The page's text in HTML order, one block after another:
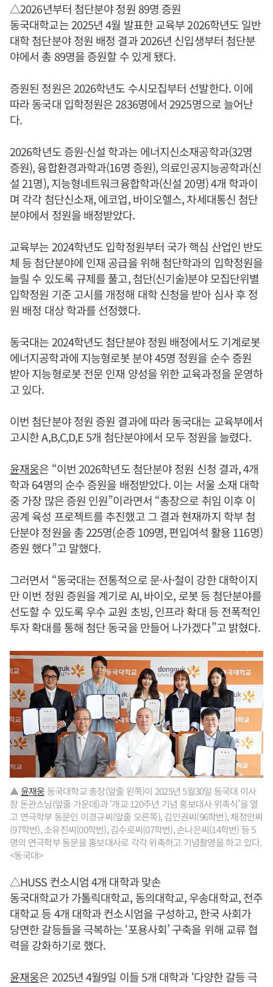
△2026년부터 첨단분야 정원 89명 증원
동국대학교는 2025년 4월 발표한 교육부 2026학년도 일반
대학 첨단분야 정원 배정 결과 2026년 신입생부터 첨단분
야에서 총 89명을 증원할 수 있게 됐다.
증원된 정원은 2026학년도 수시모집부터 선발한다. 이에
따라 동국대 입학정원은 2836명에서 2925명으로 늘어난
다.
2026학년도 증원·신설 학과는 에너지신소재공학과(32명
증원), 융합환경과학과(16명 증원), 의료인공지능공학과(신
설 21명), 지능형네트워크융합학과(신설 20명) 4개 학과이
며 각각 첨단신소재, 에코업, 바이오헬스, 차세대통신 첨단
분야에서 정원을 배정받았다.
교육부는 2024학년도 입학정원부터 국가 핵심 산업인 반도
체 등 첨단분야에 인재 공급을 위해 첨단학과의 입학정원을
늘릴 수 있도록 규제를 풀고, 첨단(신기술)분야 모집단위별
입학정원 기준 고시를 개정해 대학 신청을 받아 심사 후 정
원 배정 대상 학과를 선정했다.
동국대는 2024학년도 첨단분야 정원 배정에서도 기계로봇
에너지공학과에 지능형로봇 분야 45명 정원을 순수 증원
받아 지능형로봇 전문 인재 양성을 위한 교육과정을 운영하
고 있다.
이번 첨단분야 정원 증원 결과에 따라 동국대는 교육부에서
고시한 A,B,C,D,E 5개 첨단분야에서 모두 정원을 늘렸다.
윤재웅은 “이번 2026학년도 첨단분야 정원 신청 결과, 4개
학과 64명의 순수 증원을 배정받았다. 이는 서울 소재 대학
중 가장 많은 증원 인원”이라면서 “총장으로 취임 이후 이
공계 육성 프로젝트를 추진했고 그 결과 현재까지 학부 첨
단분야 정원을 총 225명(순증 109명, 편입여석 활용 116명)
증원 했다”고 말했다.
그러면서 “동국대는 전통적으로 문·사·철이 강한 대학이지
만 이번 정원 증원을 계기로 AI, 바이오, 로봇 등 첨단분야를
선도할 수 있도록 우수 교원 초빙, 인프라 확대 등 전폭적인
투자 확대를 통해 첨단 동국을 만들어 나가겠다”고 밝혔다.
▲윤재웅 동국대학교 총장(앞줄 왼쪽)이 2025년 5월30일 동국대 이사
장 돈관스님(앞줄 가운데)과 ‘개교 120주년 기념 홍보대사 위촉식’을 열
고 연극학부 동문인 이경규씨(앞줄 오른쪽), 김인권씨(96학번), 채정안씨
(97학번), 소유진씨(00학번), 김수로씨(07학번), 손나은씨(14학번) 등 5
명의 연극학부 동문을 홍보대사로 각각 위촉하고 기념촬영을 하고 있다.
<동국대>
△HUSS 컨소시엄 4개 대학과 맞손
동국대학교가 가톨릭대학교, 동의대학교, 우송대학교, 전주
대학교 등 4개 대학과 컨소시엄을 구성하고, 한국 사회가
당면한 갈등들을 극복하는 ‘포용사회’ 구축을 위해 교류 협
력을 강화하기로 했다.
윤재웅은 2025년 4월9일 이들 5개 대학과 ‘다양한 갈등 극